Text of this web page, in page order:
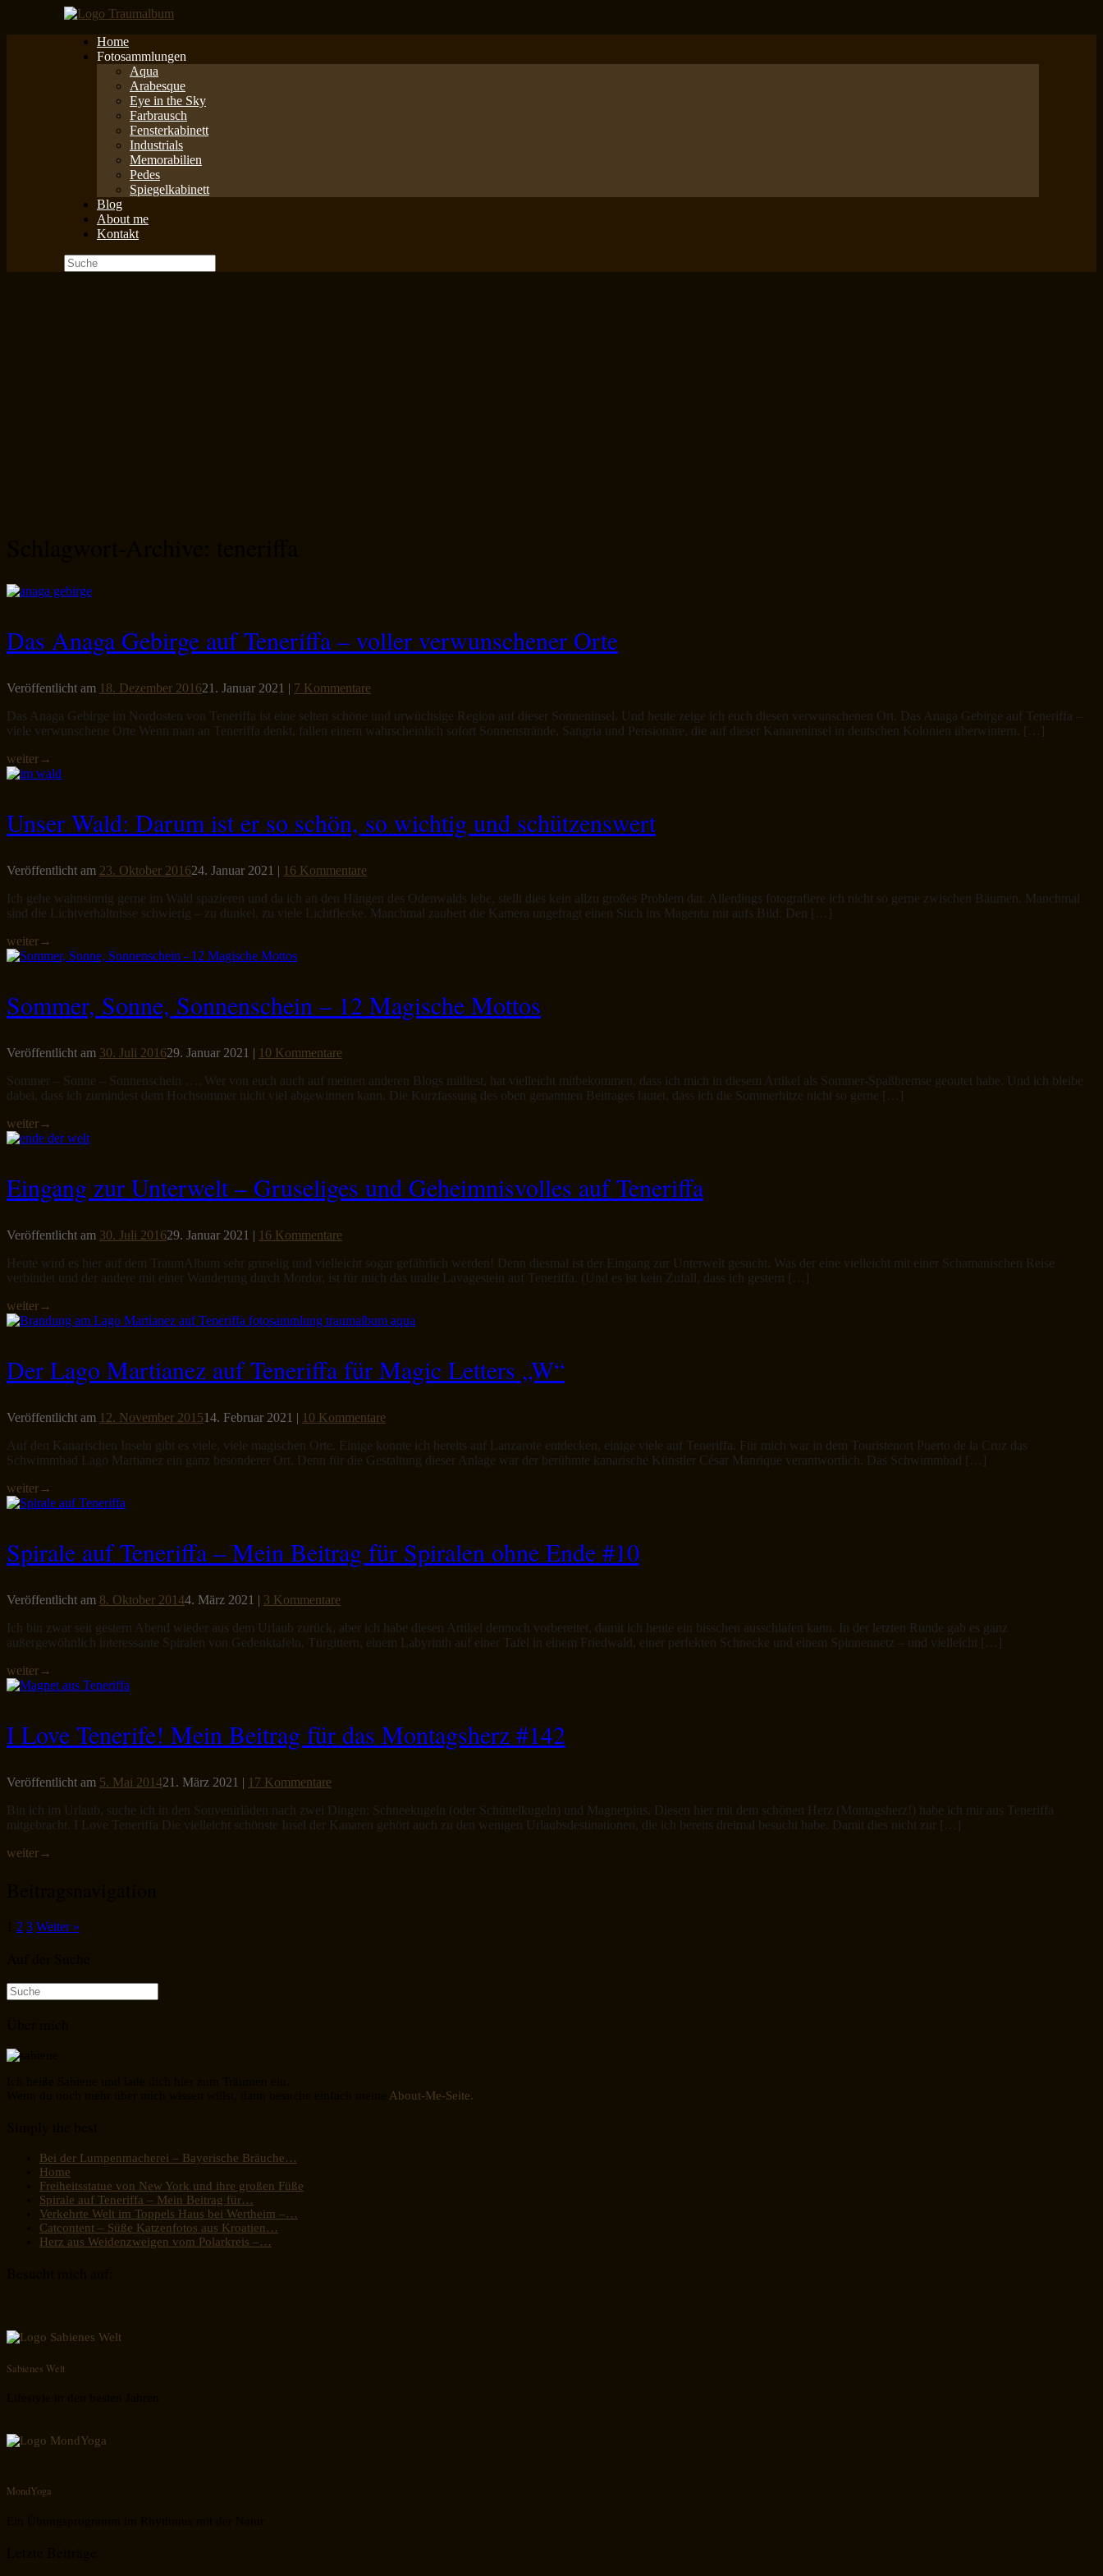
Home
Fotosammlungen
Aqua
Arabesque
Eye in the Sky
Farbrausch
Fensterkabinett
Industrials
Memorabilien
Pedes
Spiegelkabinett
Blog
About me
Kontakt
Suche
nach:
Das Anaga Gebirge auf Teneriffa – voller verwunschener Orte
Veröffentlicht am 18. Dezember 201621. Januar 2021 | 7 Kommentare
Das Anaga Gebirge im Nordosten von Teneriffa ist eine selten schöne und urwüchsige Region auf dieser Sonneninsel. Und heute zeige ich euch diesen verwunschenen Ort. Das Anaga Gebirge auf Teneriffa –
viele verwunschene Orte Wenn man an Teneriffa denkt, fallen einem wahrscheinlich sofort Sonnenstrände, Sangria und Pensionäre, die auf dieser Kanareninsel in deutschen Kolonien überwintern, […]
weiter→
Unser Wald: Darum ist er so schön, so wichtig und schützenswert
Veröffentlicht am 23. Oktober 201624. Januar 2021 | 16 Kommentare
Ich gehe wahnsinnig gerne im Wald spazieren und da ich an den Hängen des Odenwalds lebe, stellt dies kein allzu großes Problem dar. Allerdings fotografiere ich nicht so gerne zwischen Bäumen. Manchmal
sind die Lichtverhältnisse schwierig – zu dunkel, zu viele Lichtflecke. Manchmal zaubert die Kamera ungefragt einen Stich ins Magenta mit aufs Bild. Den […]
weiter→
Sommer, Sonne, Sonnenschein – 12 Magische Mottos
Veröffentlicht am 30. Juli 201629. Januar 2021 | 10 Kommentare
Sommer – Sonne – Sonnenschein …. Wer von euch auch auf meinen anderen Blogs mitliest, hat vielleicht mitbekommen, dass ich mich in diesem Artikel als Sommer-Spaßbremse geoutet habe. Und ich bleibe
dabei, dass ich zumindest dem Hochsommer nicht viel abgewinnen kann. Die Kurzfassung des oben genannten Beitrages lautet, dass ich die Sommerhitze nicht so gerne […]
weiter→
Eingang zur Unterwelt – Gruseliges und Geheimnisvolles auf Teneriffa
Veröffentlicht am 30. Juli 201629. Januar 2021 | 16 Kommentare
Heute wird es hier auf dem TraumAlbum sehr gruselig und vielleicht sogar gefährlich werden! Denn diesmal ist der Eingang zur Unterwelt gesucht. Was der eine vielleicht mit einer Schamanischen Reise
verbindet und der andere mit einer Wanderung durch Mordor, ist für mich das uralte Lavagestein auf Teneriffa. (Und es ist kein Zufall, dass ich gestern […]
weiter→
Der Lago Martianez auf Teneriffa für Magic Letters „W“
Veröffentlicht am 12. November 201514. Februar 2021 | 10 Kommentare
Auf den Kanarischen Inseln gibt es viele, viele magischen Orte. Einige konnte ich bereits auf Lanzarote entdecken, einige viele auf Teneriffa. Für mich war in dem Touristenort Puerto de la Cruz das
Schwimmbad Lago Martianez ein ganz besonderer Ort, Denn für die Gestaltung dieser Anlage war der berühmte kanarische Künstler César Manrique verantwortlich. Das Schwimmbad […]
weiter→
Spirale auf Teneriffa – Mein Beitrag für Spiralen ohne Ende #10
Veröffentlicht am 8. Oktober 20144. März 2021 | 3 Kommentare
Ich bin zwar seit gestern Abend wieder aus dem Urlaub zurück, aber ich habe diesen Artikel dennoch vorbereitet, damit ich heute ein bisschen ausschlafen kann. In der letzten Runde gab es ganz
außergewöhnlich interessante Spiralen von Gedenktafeln, Türgittern, einem Labyrinth auf einer Tafel in einem Friedwald, einer perfekten Schnecke und einem Spinnennetz – und vielleicht […]
weiter→
I Love Tenerife! Mein Beitrag für das Montagsherz #142
Veröffentlicht am 5. Mai 201421. März 2021 | 17 Kommentare
Bin ich im Urlaub, suche ich in den Souvenirläden nach zwei Dingen: Schneekugeln (oder Schüttelkugeln) und Magnetpins. Diesen hier mit dem schönen Herz (Montagsherz!) habe ich mir aus Teneriffa
mitgebracht. I Love Teneriffa Die vielleicht schönste Insel der Kanaren gehört auch zu den wenigen Urlaubsdestinationen, die ich bereits dreimal besucht habe. Damit dies nicht zur […]
weiter→
2 3 Weiter »
Suche
nach:
About-Me-Seite.
Bei der Lumpenmacherei – Bayerische Bräuche…
Home
Freiheitsstatue von New York und ihre großen Füße
Spirale auf Teneriffa – Mein Beitrag für…
Verkehrte Welt im Toppels Haus bei Wertheim –…
Catcontent – Süße Katzenfotos aus Kroatien…
Herz aus Weidenzweigen vom Polarkreis –…
Sabienes Welt
MondYoga